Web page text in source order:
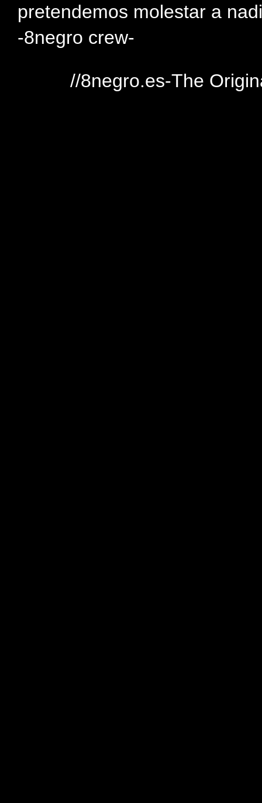
pretendemos molestar a
-8negro crew-
//8negro.es-The